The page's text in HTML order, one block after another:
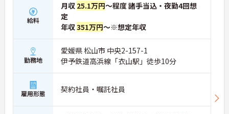
給料
月収 25.1万円～程度 諸手当込・夜勤4回想
定
年収351万円～※想定年収
勤務地
愛媛県 松山市 中央2-157-1
伊予鉄道高浜線「衣山駅」徒歩10分
雇用形態 契約社員・嘱託社員